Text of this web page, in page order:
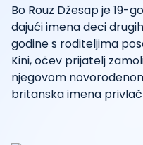
Bo Rouz Džesap je 19-
dajući imena deci
godine s roditeljima
Kini, očev prijatelj
njegovom
britanska imena